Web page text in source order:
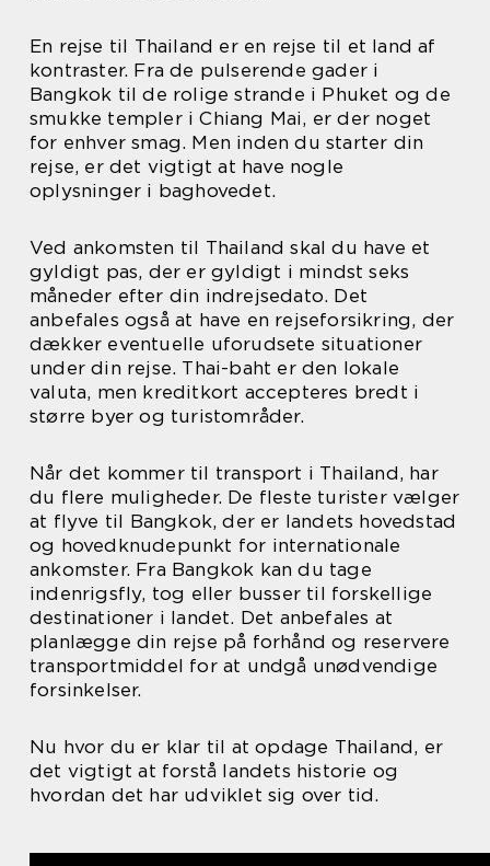
En rejse til Thailand er en rejse til et land af
kontraster. Fra de pulserende gader i
Bangkok til de rolige strande i Phuket og de
smukke templer i Chiang Mai, er der noget
for enhver smag. Men inden du starter din
rejse, er det vigtigt at have nogle
oplysninger i baghovedet.
Ved ankomsten til Thailand skal du have et
gyldigt pas, der er gyldigt i mindst seks
måneder efter din indrejsedato. Det
anbefales også at have en rejseforsikring, der
dækker eventuelle uforudsete situationer
under din rejse. Thai-baht er den lokale
valuta, men kreditkort accepteres bredt i
større byer og turistområder.
Når det kommer til transport i Thailand, har
du flere muligheder. De fleste turister vælger
at flyve til Bangkok, der er landets hovedstad
og hovedknudepunkt for internationale
ankomster. Fra Bangkok kan du tage
indenrigsfly, tog eller busser til forskellige
destinationer i landet. Det anbefales at
planlægge din rejse på forhånd og reservere
transportmiddel for at undgå unødvendige
forsinkelser.
Nu hvor du er klar til at opdage Thailand, er
det vigtigt at forstå landets historie og
hvordan det har udviklet sig over tid.